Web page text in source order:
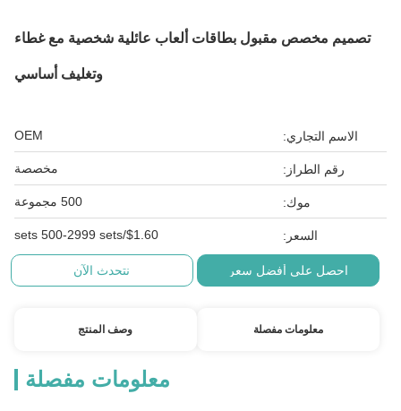
تصميم مخصص مقبول بطاقات ألعاب عائلية شخصية مع غطاء
وتغليف أساسي
الاسم التجاري: OEM
رقم الطراز: مخصصة
موك: 500 مجموعة
السعر: $1.60/sets 500-2999 sets
احصل على أفضل سعر نتحدث الآن
معلومات مفصلة وصف المنتج
معلومات مفصلة